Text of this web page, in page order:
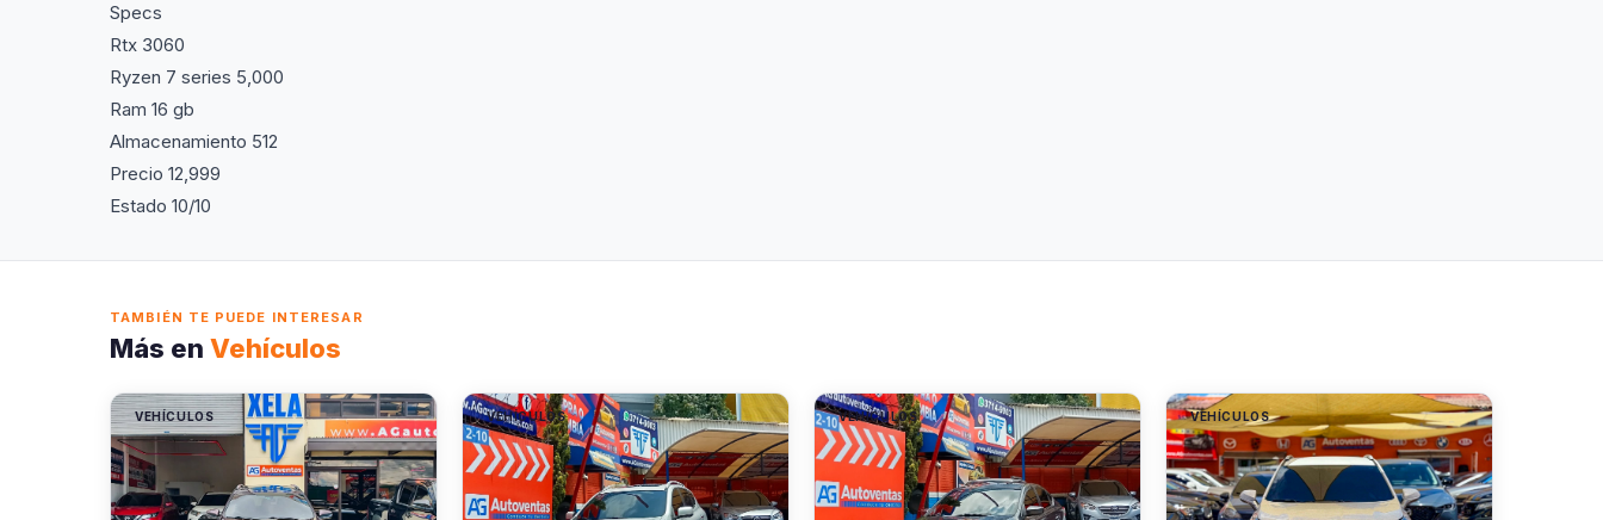
Specs
Rtx 3060
Ryzen 7 series 5,000
Ram 16 gb
Almacenamiento 512
Precio 12,999
Estado 10/10
TAMBIÉN TE PUEDE INTERESAR
Más en Vehículos
VEHÍCULOS VEHÍCULOS VEHÍCULOS VEHÍCULOS